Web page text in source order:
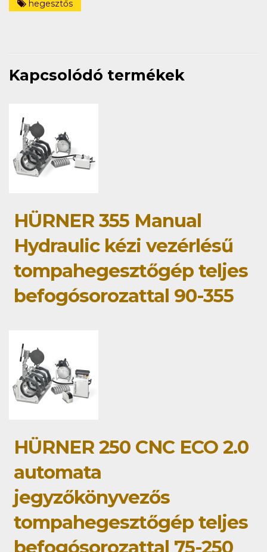
hegesztős
Kapcsolódó termékek
HÜRNER 355 Manual
Hydraulic kézi vezérlésű
tompahegesztőgép teljes
befogósorozattal 90-355
HÜRNER 250 CNC ECO 2.0
automata
jegyzőkönyvezős
tompahegesztőgép teljes
befogósorozattal 75-250